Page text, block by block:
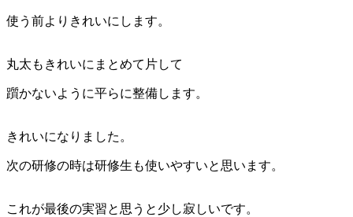
使う前よりきれいにします。
丸太もきれいにまとめて片して
躓かないように平らに整備します。
きれいになりました。
次の研修の時は研修生も使いやすいと思います。
これが最後の実習と思うと少し寂しいです。